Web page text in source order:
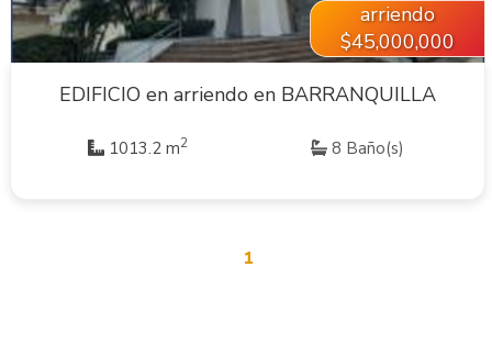
arriendo
$45,000,000
EDIFICIO en arriendo en BARRANQUILLA
1013.2 m2 8 Baño(s)
1